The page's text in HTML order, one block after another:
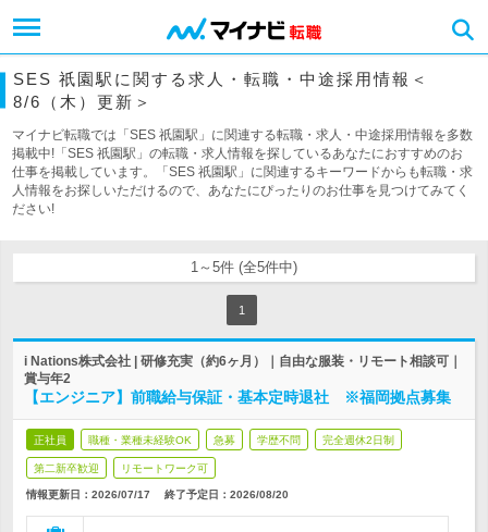
SES 祇園駅に関する求人・転職・中途採用情報＜
8/6（木）更新＞
マイナビ転職では「SES 祇園駅」に関連する転職・求人・中途採用情報を多数
掲載中!「SES 祇園駅」の転職・求人情報を探しているあなたにおすすめのお
仕事を掲載しています。「SES 祇園駅」に関連するキーワードからも転職・求
人情報をお探しいただけるので、あなたにぴったりのお仕事を見つけてみてく
ださい!
1～5件 (全5件中)
1
i Nations株式会社 | 研修充実（約6ヶ月）｜自由な服装・リモート相談可｜
賞与年2
【エンジニア】前職給与保証・基本定時退社 ※福岡拠点募集
正社員 職種・業種未経験OK 急募 学歴不問 完全週休2日制
第二新卒歓迎 リモートワーク可
情報更新日：2026/07/17 終了予定日： 2026/08/20